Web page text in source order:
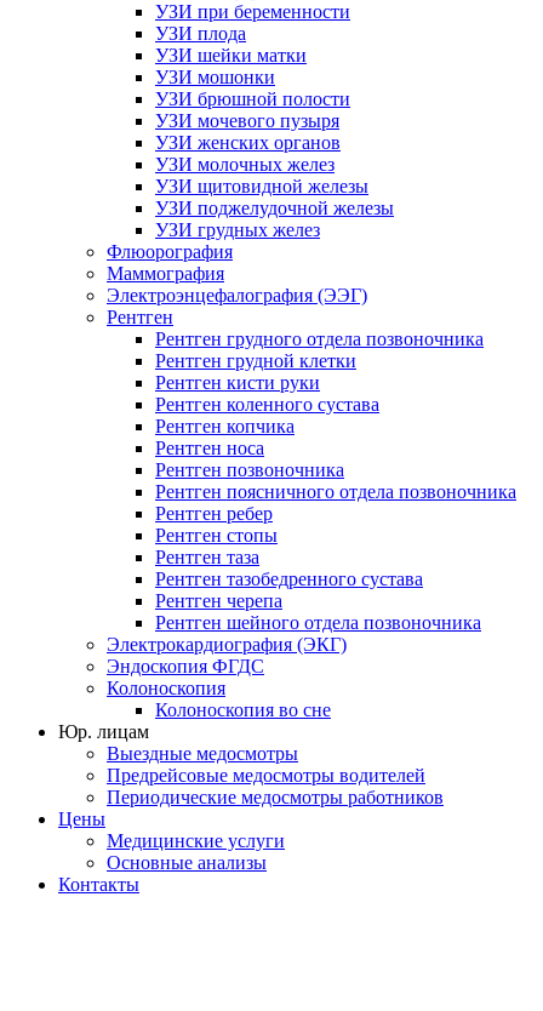
УЗИ при беременности
УЗИ плода
УЗИ шейки матки
УЗИ мошонки
УЗИ брюшной полости
УЗИ мочевого пузыря
УЗИ женских органов
УЗИ молочных желез
УЗИ щитовидной железы
УЗИ поджелудочной железы
УЗИ грудных желез
Флюорография
Маммография
Электроэнцефалография (ЭЭГ)
Рентген
Рентген грудного отдела позвоночника
Рентген грудной клетки
Рентген кисти руки
Рентген коленного сустава
Рентген копчика
Рентген носа
Рентген позвоночника
Рентген поясничного отдела позвоночника
Рентген ребер
Рентген стопы
Рентген таза
Рентген тазобедренного сустава
Рентген черепа
Рентген шейного отдела позвоночника
Электрокардиография (ЭКГ)
Эндоскопия ФГДС
Колоноскопия
Колоноскопия во сне
Юр. лицам
Выездные медосмотры
Предрейсовые медосмотры водителей
Периодические медосмотры работников
Цены
Медицинские услуги
Основные анализы
Контакты